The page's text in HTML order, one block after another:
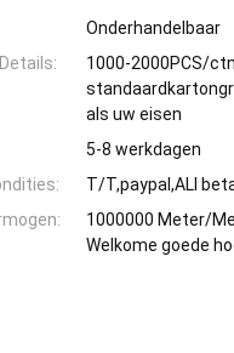
Onderhandelbaar
1000-2000PCS/
als uw eisen
5-8 werkdagen
T/T,paypal,ALI
1000000 Meter/
Welkome goede